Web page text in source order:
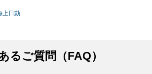
るご質問（FAQ）